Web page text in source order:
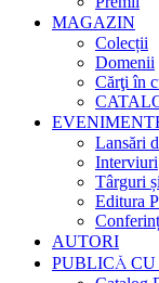
MAGAZIN
Colecții
Domenii
Cărţi în
Lansări
Interviuri
Târguri
Editura
AUTORI
PUBLICĂ